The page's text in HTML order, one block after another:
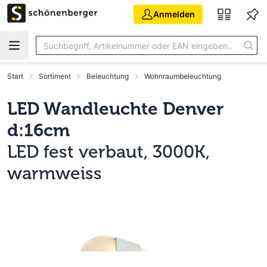
Zum Hauptinhalt springen
Anmelden
Start Sortiment Beleuchtung Wohnraumbeleuchtung
LED Wandleuchte Denver
d:16cm
LED fest verbaut, 3000K,
warmweiss